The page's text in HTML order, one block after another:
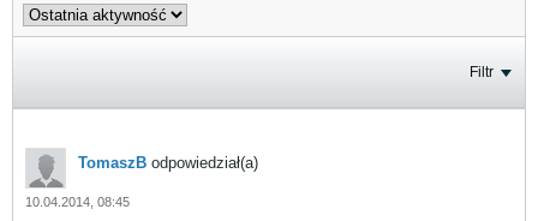
Filtr
TomaszB odpowiedział(a)
10.04.2014, 08:45